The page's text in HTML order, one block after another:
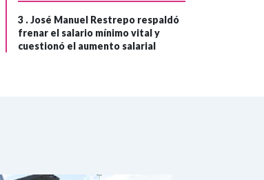
3 .José Manuel Restrepo respaldó
frenar el salario mínimo vital y
cuestionó el aumento salarial